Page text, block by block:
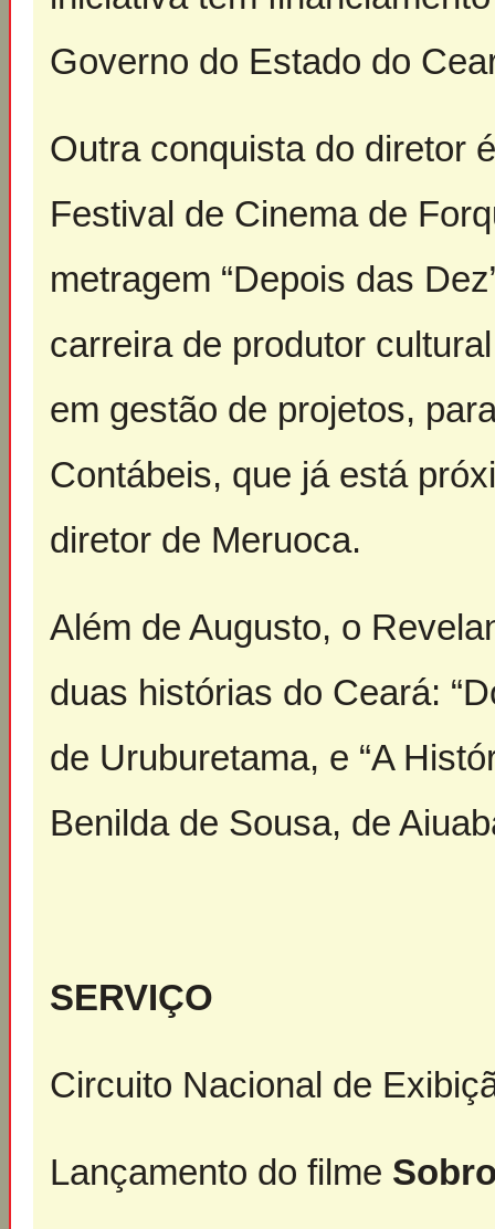
Governo do Estado do
Outra conquista do diretor
Festival de Cinema de
metragem “Depois das
carreira de produtor
em gestão de projetos,
Contábeis, que já está
diretor de Meruoca.
Além de Augusto, o
duas histórias do Ceará:
de Uruburetama, e “A
Benilda de Sousa, de
SERVIÇO
Circuito Nacional de
Lançamento do filme